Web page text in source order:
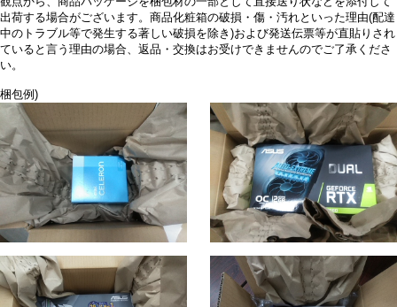
出荷する場合がございます。商品化粧箱の破損・傷・汚れといった理由(配達
中のトラブル等で発生する著しい破損を除き)および発送伝票等が直貼りされ
ていると言う理由の場合、返品・交換はお受けできませんのでご了承くださ
い。
梱包例)